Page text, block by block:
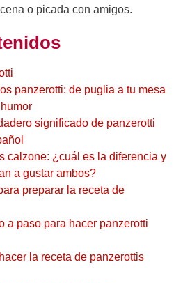
o picada con amigos.
panzerotti: de puglia a tu mesa
significado de panzerotti
calzone: ¿cuál es la diferencia y
a gustar ambos?
preparar la receta de
a paso para hacer panzerotti
la receta de panzerottis